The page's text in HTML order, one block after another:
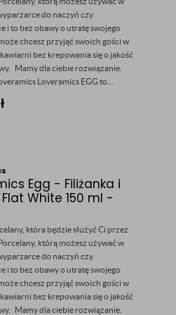
do naczyń czy
i to bez obawy o utratę swojego
chcesz przyjąć swoich gości w
bez krepowania się o jakość
Mamy dla ciebie rozwiązanie.
Loveramics EGG to...
Egg - Filiżanka i
White 150 ml -
która będzie służyć Ci przez
którą możesz używać w
do naczyń czy
i to bez obawy o utratę swojego
chcesz przyjąć swoich gości w
bez krepowania się o jakość
Mamy dla ciebie rozwiązanie.